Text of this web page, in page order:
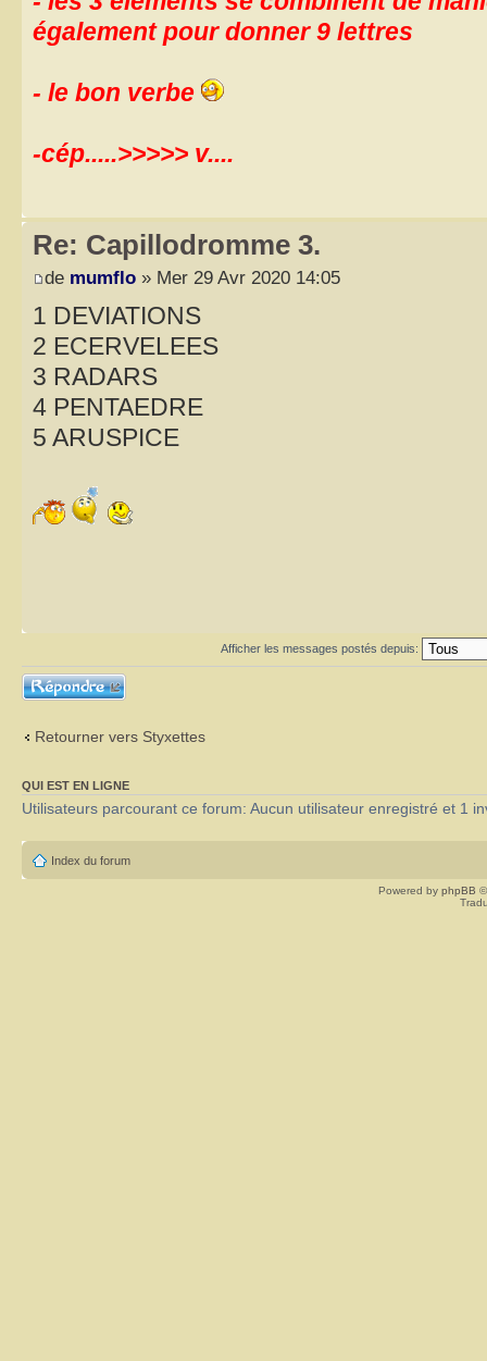
également pour donner 9 lettres
- le bon verbe
-cép.....>>>>> v....
Re: Capillodromme 3.
de mumflo » Mer 29 Avr 2020 14:05
1 DEVIATIONS
2 ECERVELEES
3 RADARS
4 PENTAEDRE
5 ARUSPICE
Afficher les messages postés depuis:
Répondre
Retourner vers Styxettes
QUI EST EN LIGNE
Utilisateurs parcourant ce forum: Aucun utilisateur enregistré et 1
Index du forum
Powered by phpBB